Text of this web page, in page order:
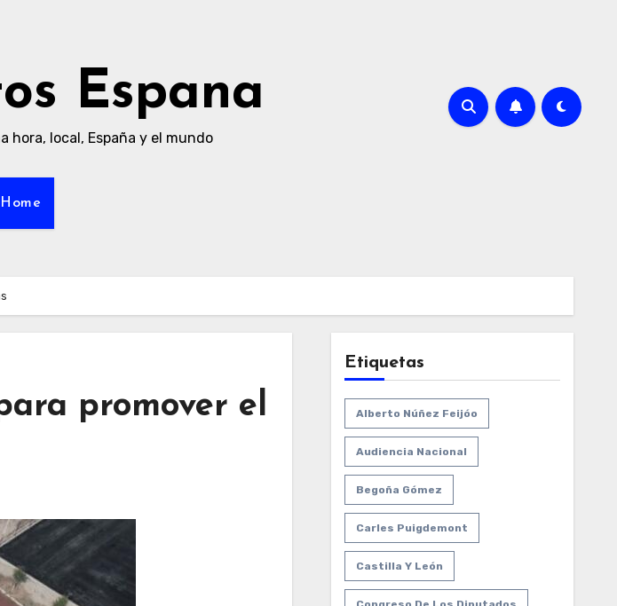
Espana
hora, local, España y el mundo
Home
promover el
Etiquetas
Alberto Núñez Feijóo
Audiencia Nacional
Begoña Gómez
Carles Puigdemont
Castilla Y León